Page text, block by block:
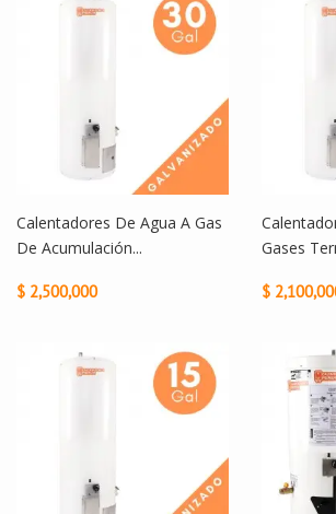
Calentadores De Agua A Gas
De Acumulación...
$ 2,500,000
Gases
$